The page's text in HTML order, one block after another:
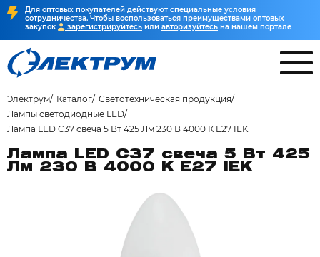
Для оптовых покупателей действуют специальные условия
сотрудничества. Чтобы воспользоваться преимуществами оптовых
закупок
зарегистрируйтесь или авторизуйтесь на нашем портале
Электрум Каталог Светотехническая продукция
Лампы светодиодные LED
Лампа LED C37 свеча 5 Вт 425 Лм 230 В 4000 К E27 IEK
Лампа LED C37 свеча 5 Вт 425
Лм 230 В 4000 К E27 IEK